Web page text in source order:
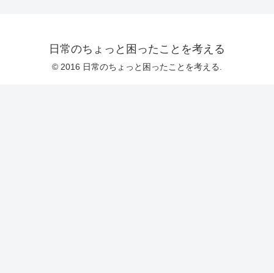
日常のちょっと困ったことを考える
© 2016 日常のちょっと困ったことを考える.